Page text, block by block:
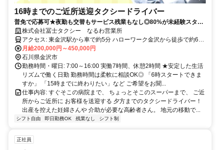
16時までのご近所送迎タクシードライバー
普免で応募可★夜勤も交替もサービス残業もなし◎80%が未経験スター
ト 株式会社冨士タクシー なるわ営業所
アクセス: 東金沢駅から車で約5分 ハローワーク金沢から徒歩で約6分
＜金沢市外からの通勤者も多数＞ 七尾市、氷見市、小矢部市、野々
市市、白山市、津幡町、内灘町、かほく市、川北町、能美市など。
月給200,000円～450,000円
石川県金沢市
勤務時間・曜日: 7:00～16:00 実働7時間、休憩2時間 ★安定した生活
リズムで働く日勤 勤務時間は柔軟に相談OK◎ 「6時スタートできま
すか」 「15時までに終わりたい」など ご希望をお聞...
仕事内容: すぐそこの病院まで、 ちょっとそこのスーパーまで、 ご近
所からご近所に お客様を送迎する 夕方までのタクシードライバー！
出産を控えた妊婦さんや 介助が必要な高齢者さん。 地元の移動で...
シフト自由 即日勤務OK 残業なし シフト制
正社員